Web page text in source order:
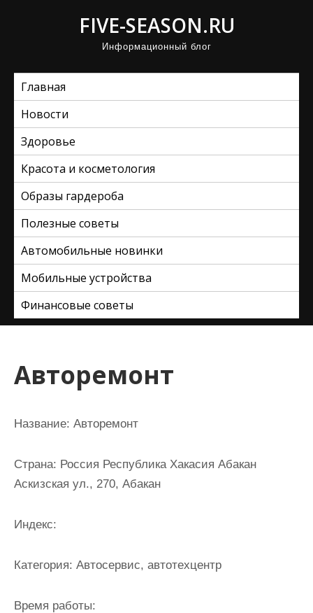
и
FIVE-SEASON.RU
Информационный блог
Главная
Новости
Здоровье
Красота и косметология
Образы гардероба
Полезные советы
Автомобильные новинки
Мобильные устройства
Финансовые советы
Авторемонт
Название: Авторемонт
Страна: Россия Республика Хакасия Абакан
Аскизская ул., 270, Абакан
Индекс:
Категория: Автосервис, автотехцентр
Время работы: